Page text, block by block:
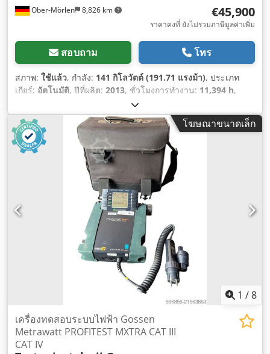
Ober-Mörlen 8,826 km €45,900
ราคาคงที่ ยังไม่รวมภาษีมูลค่าเพิ่ม
สอบถาม โทร
สภาพ: ใช้แล้ว, กำลัง: 141 กิโลวัตต์ (191.71 แรงม้า), ประเภท
เกียร์: อัตโนมัติ, ปีที่ผลิต: 2013, ชั่วโมงการทำงาน: 11,394 h,
โฆษณาขนาดเล็ก
1 /8
เครื่องทดสอบระบบไฟฟ้า Gossen
Metrawatt PROFITEST MXTRA CAT III
CAT IV